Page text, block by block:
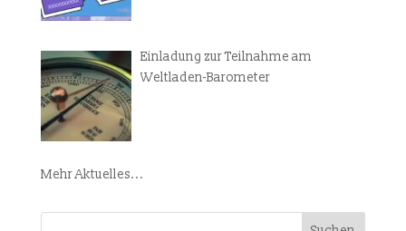
Einladung zur Teilnahme am
Weltladen-Barometer
Mehr Aktuelles...